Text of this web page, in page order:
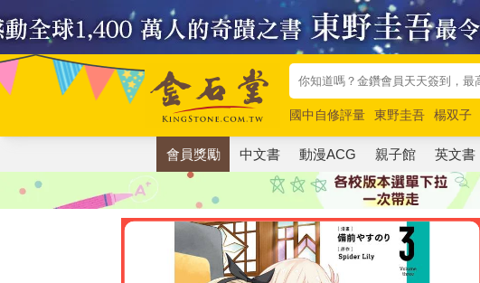
國中自修評量 東野圭吾 楊双子
唯紅花綻放
奧德賽 路邊攤新作
會員獎勵 中文書 動漫ACG 親子館 英文書